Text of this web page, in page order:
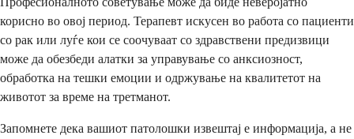
корисно во овој период. Терапевт искусен во работа со пациенти
со рак или луѓе кои се соочуваат со здравствени предизвици
може да обезбеди алатки за управување со анксиозност,
обработка на тешки емоции и одржување на квалитетот на
животот за време на третманот.
Запомнете дека вашиот патолошки извештај е информација, а не